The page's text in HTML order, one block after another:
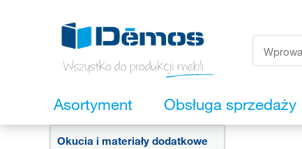
Asortyment Obsługa sprzedaży
Okucia i materiały dodatkowe